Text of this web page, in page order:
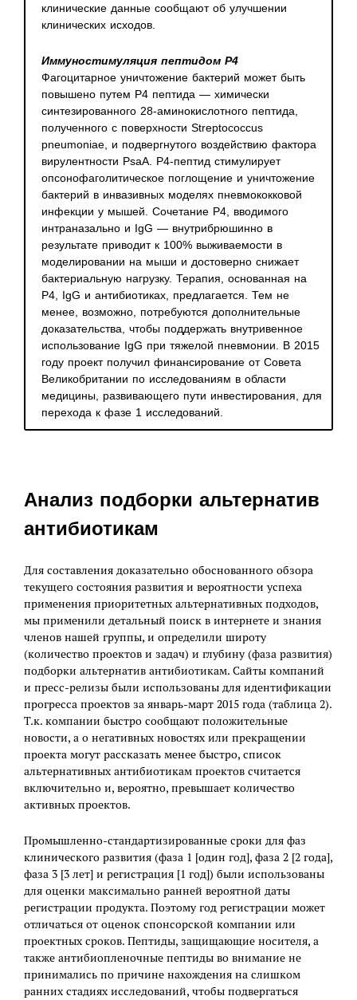
клинические данные сообщают об улучшении
клинических исходов.
Иммуностимуляция пептидом Р4
Фагоцитарное уничтожение бактерий может быть
повышено путем P4 пептида — химически
синтезированного 28-аминокислотного пептида,
полученного с поверхности Streptococcus
pneumoniae, и подвергнутого воздействию фактора
вирулентности PsaA. Р4-пептид стимулирует
опсонофаголитическое поглощение и уничтожение
бактерий в инвазивных моделях пневмококковой
инфекции у мышей. Сочетание P4, вводимого
интраназально и IgG — внутрибрюшинно в
результате приводит к 100% выживаемости в
моделировании на мыши и достоверно снижает
бактериальную нагрузку. Терапия, основанная на
P4, IgG и антибиотиках, предлагается. Тем не
менее, возможно, потребуются дополнительные
доказательства, чтобы поддержать внутривенное
использование IgG при тяжелой пневмонии. В 2015
году проект получил финансирование от Совета
Великобритании по исследованиям в области
медицины, развивающего пути инвестирования, для
перехода к фазе 1 исследований.
Анализ подборки альтернатив
антибиотикам
Для составления доказательно обоснованного обзора
текущего состояния развития и вероятности успеха
применения приоритетных альтернативных подходов,
мы применили детальный поиск в интернете и знания
членов нашей группы, и определили широту
(количество проектов и задач) и глубину (фаза развития)
подборки альтернатив антибиотикам. Сайты компаний
и пресс-релизы были использованы для идентификации
прогресса проектов за январь-март 2015 года (таблица 2).
Т.к. компании быстро сообщают положительные
новости, а о негативных новостях или прекращении
проекта могут рассказать менее быстро, список
альтернативных антибиотикам проектов считается
включительно и, вероятно, превышает количество
активных проектов.
Промышленно-стандартизированные сроки для фаз
клинического развития (фаза 1 [один год], фаза 2 [2 года],
фаза 3 [3 лет] и регистрация [1 год]) были использованы
для оценки максимально ранней вероятной даты
регистрации продукта. Поэтому год регистрации может
отличаться от оценок спонсорской компании или
проектных сроков. Пептиды, защищающие носителя, а
также антибиопленочные пептиды во внимание не
принимались по причине нахождения на слишком
ранних стадиях исследований, чтобы подвергаться